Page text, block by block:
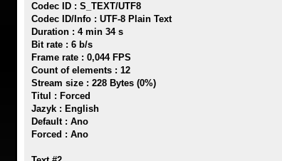
Codec ID : S_TEXT/UTF8
Codec ID/Info : UTF-8 Plain Text
Duration : 4 min 34 s
Bit rate : 6 b/s
Frame rate : 0,044 FPS
Count of elements : 12
Stream size : 228 Bytes (0%)
Titul : Forced
Jazyk : English
Default : Ano
Forced : Ano